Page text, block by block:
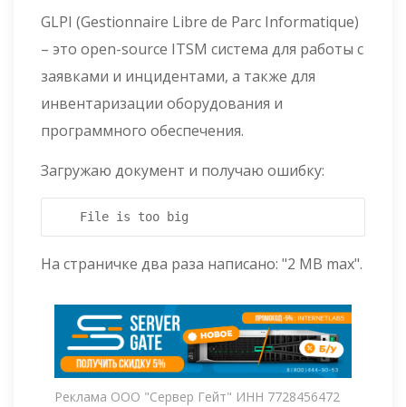
GLPI (Gestionnaire Libre de Parc Informatique)
– это open-source ITSM система для работы с
заявками и инцидентами, а также для
инвентаризации оборудования и
программного обеспечения.
Загружаю документ и получаю ошибку:
На страничке два раза написано: "2 MB max".
Реклама ООО "Сервер Гейт" ИНН 7728456472